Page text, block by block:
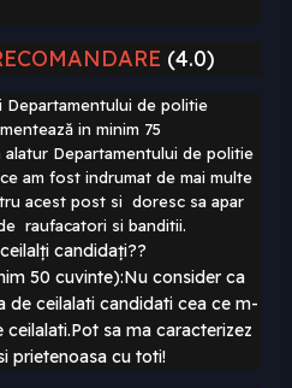
(4.0)
Departamentului de politie
in minim 75
alatur Departamentului de politie
am fost indrumat de mai multe
acest post si doresc sa apar
raufacatori si banditii.
candidați??
50 cuvinte):Nu consider ca
de ceilalati candidati cea ce m-
sa ma caracterizez
prietenoasa cu toti!